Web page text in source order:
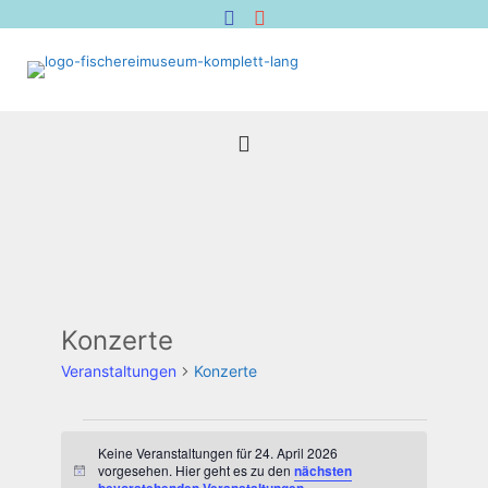
Konzerte
Veranstaltungen Konzerte
für
Hinweis
Keine Veranstaltungen für 24. April 2026
vorgesehen. Hier geht es zu dennächsten